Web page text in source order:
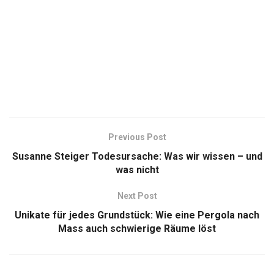
Previous Post
Susanne Steiger Todesursache: Was wir wissen – und
was nicht
Next Post
Unikate für jedes Grundstück: Wie eine Pergola nach
Mass auch schwierige Räume löst